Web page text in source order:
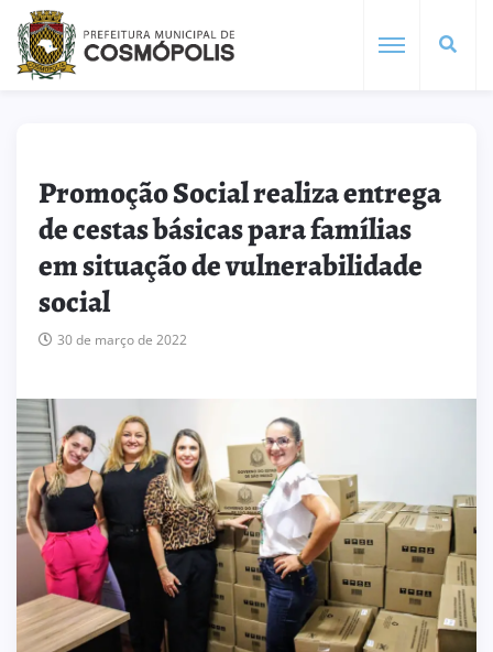
Promoção Social realiza entrega
de cestas básicas para famílias
em situação de vulnerabilidade
social
30 de março de 2022